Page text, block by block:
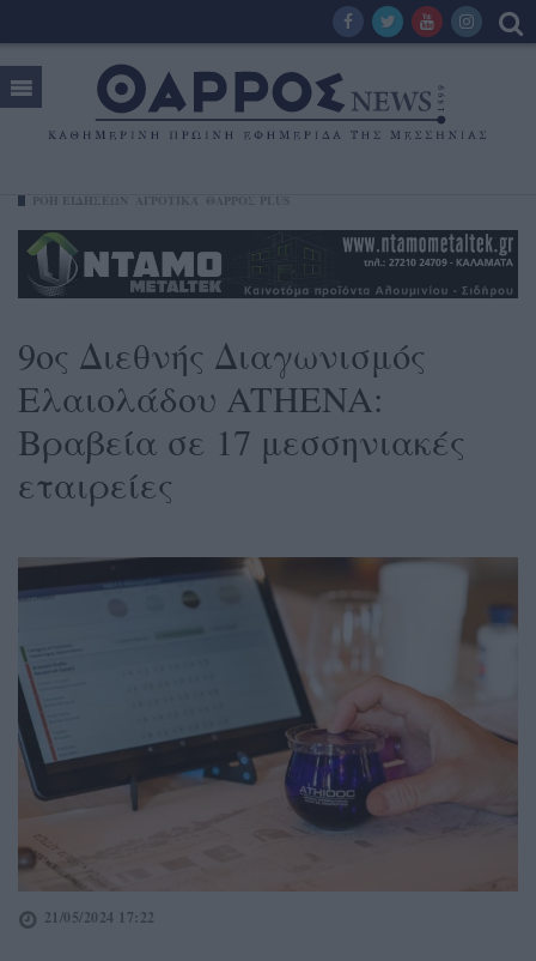
9ος Διεθνής Διαγωνισμός
Ελαιολάδου ATHENA:
Βραβεία σε 17 μεσσηνιακές
εταιρείες
21/05/2024 17:22